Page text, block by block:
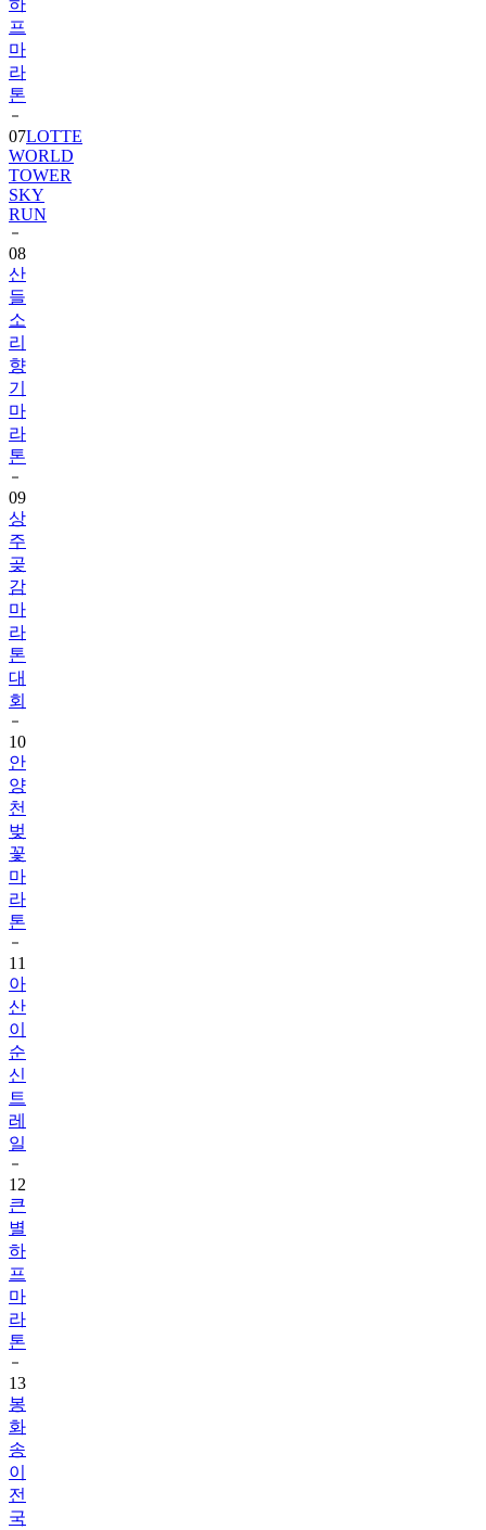
하
프
마
라
톤
07LOTTE
WORLD
TOWER
SKY
RUN
08
산
들
소
리
향
기
마
라
톤
09
상
주
곶
감
마
라
톤
대
회
10
안
양
천
벚
꽃
마
라
톤
11
아
산
이
순
신
트
레
일
12
큰
별
하
프
마
라
톤
13
봉
화
송
이
전
국